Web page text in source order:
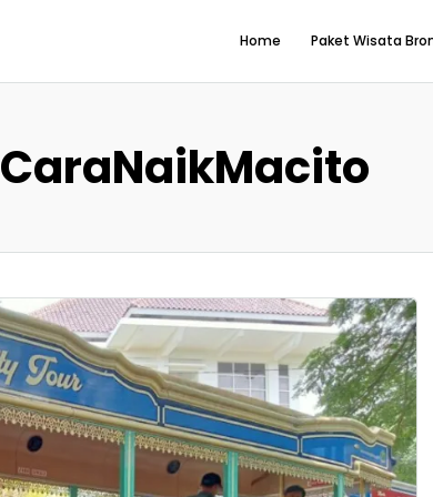
Home Paket Wisata
CaraNaikMacito